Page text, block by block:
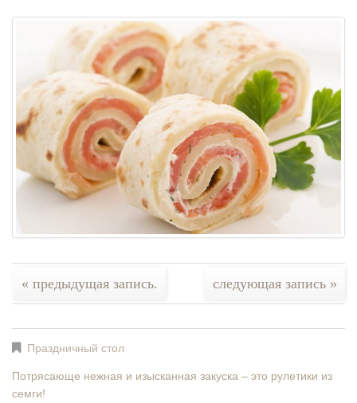
« предыдущая запись. следующая запись »
Праздничный стол
Потрясающе нежная и изысканная закуска – это рулетики из
семги!